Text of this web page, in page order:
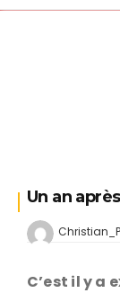
Un an
C’est il y a